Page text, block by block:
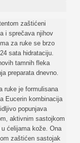
zaštićeni
i sprečava njihov
za ruke se brzo
sata hidrataciju.
tamnih fleka
preparata dnevno.
ruke je formulisana
Eucerin kombinacija
popunjava
aktivnim sastojkom
ćelijama kože. Ona
zaštićen sastojak